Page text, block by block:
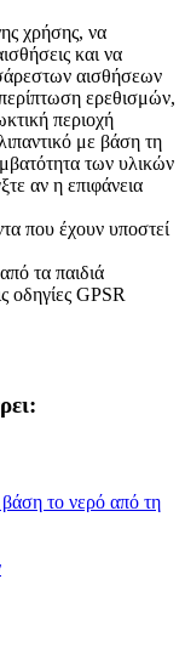
χρήσης, να
και να
αισθήσεων
ερεθισμών,
περιοχή
με βάση τη
των υλικών
αν η επιφάνεια
που έχουν υποστεί
τα παιδιά
οδηγίες GPSR